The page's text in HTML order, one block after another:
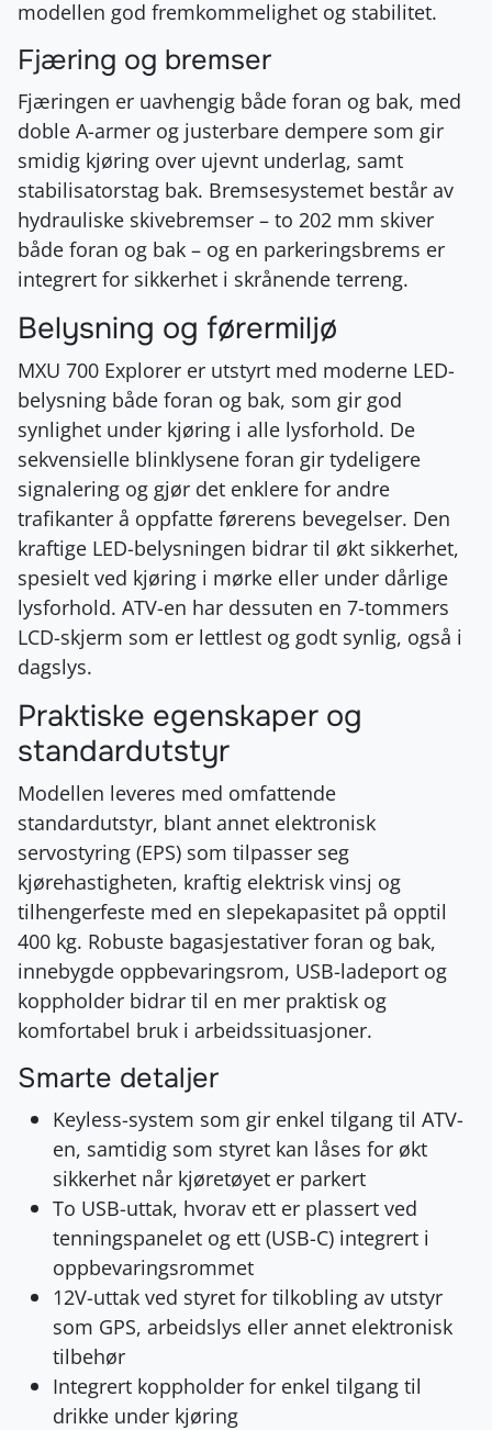
modellen god fremkommelighet og stabilitet.
Fjæring og bremser
Fjæringen er uavhengig både foran og bak, med
doble A-armer og justerbare dempere som gir
smidig kjøring over ujevnt underlag, samt
stabilisatorstag bak. Bremsesystemet består av
hydrauliske skivebremser – to 202 mm skiver
både foran og bak – og en parkeringsbrems er
integrert for sikkerhet i skrånende terreng.
Belysning og førermiljø
MXU 700 Explorer er utstyrt med moderne LED-
belysning både foran og bak, som gir god
synlighet under kjøring i alle lysforhold. De
sekvensielle blinklysene foran gir tydeligere
signalering og gjør det enklere for andre
trafikanter å oppfatte førerens bevegelser. Den
kraftige LED-belysningen bidrar til økt sikkerhet,
spesielt ved kjøring i mørke eller under dårlige
lysforhold. ATV-en har dessuten en 7-tommers
LCD-skjerm som er lettlest og godt synlig, også i
dagslys.
Praktiske egenskaper og
standardutstyr
Modellen leveres med omfattende
standardutstyr, blant annet elektronisk
servostyring (EPS) som tilpasser seg
kjørehastigheten, kraftig elektrisk vinsj og
tilhengerfeste med en slepekapasitet på opptil
400 kg. Robuste bagasjestativer foran og bak,
innebygde oppbevaringsrom, USB-ladeport og
koppholder bidrar til en mer praktisk og
komfortabel bruk i arbeidssituasjoner.
Smarte detaljer
Keyless-system som gir enkel tilgang til ATV-
en, samtidig som styret kan låses for økt
sikkerhet når kjøretøyet er parkert
To USB-uttak, hvorav ett er plassert ved
tenningspanelet og ett (USB-C) integrert i
oppbevaringsrommet
12V-uttak ved styret for tilkobling av utstyr
som GPS, arbeidslys eller annet elektronisk
tilbehør
Integrert koppholder for enkel tilgang til
drikke under kjøring